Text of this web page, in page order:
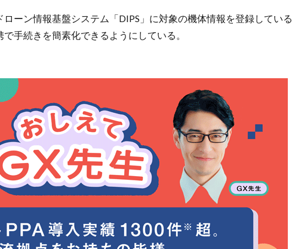
ーン情報基盤システム「DIPS」に対象の機体情報を登録している
手続きを簡素化できるようにしている。